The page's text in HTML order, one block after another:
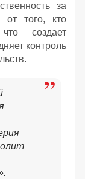
за
от того, кто
создает
контроль